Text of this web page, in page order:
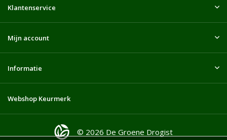
Klantenservice
Mijn account
Informatie
Webshop Keurmerk
© 2026 De Groene Drogist